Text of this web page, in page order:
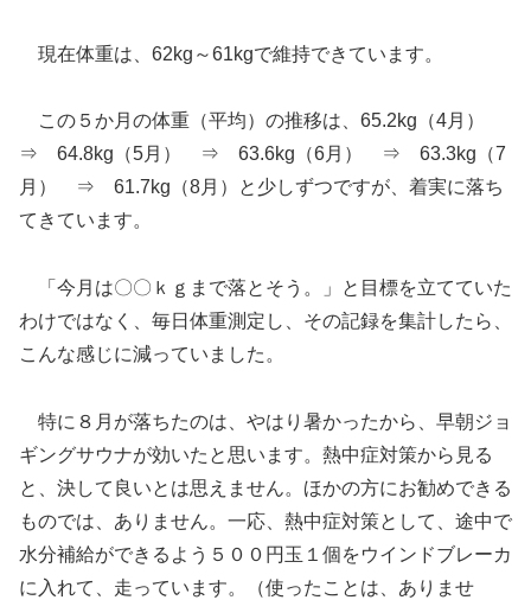
現在体重は、62kg～61kgで維持できています。
この５か月の体重（平均）の推移は、65.2kg（4月）
⇒ 64.8kg（5月） ⇒ 63.6kg（6月） ⇒ 63.3kg（7
月） ⇒ 61.7kg（8月）と少しずつですが、着実に落ち
てきています。
「今月は〇〇ｋｇまで落とそう。」と目標を立てていた
わけではなく、毎日体重測定し、その記録を集計したら、
こんな感じに減っていました。
特に８月が落ちたのは、やはり暑かったから、早朝ジョ
ギングサウナが効いたと思います。熱中症対策から見る
と、決して良いとは思えません。ほかの方にお勧めできる
ものでは、ありません。一応、熱中症対策として、途中で
水分補給ができるよう５００円玉１個をウインドブレーカ
に入れて、走っています。（使ったことは、ありませ